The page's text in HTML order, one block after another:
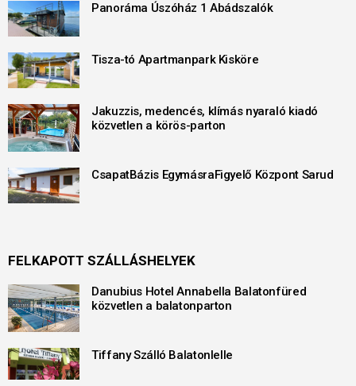
Panoráma Úszóház 1 Abádszalók
Tisza-tó Apartmanpark Kisköre
Jakuzzis, medencés, klímás nyaraló kiadó
közvetlen a körös-parton
CsapatBázis EgymásraFigyelő Központ Sarud
FELKAPOTT SZÁLLÁSHELYEK
Danubius Hotel Annabella Balatonfüred
közvetlen a balatonparton
Tiffany Szálló Balatonlelle